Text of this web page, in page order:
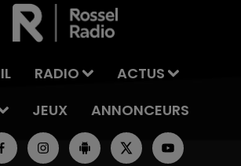
RADIO
ACTUS
JEUX ANNONCEURS